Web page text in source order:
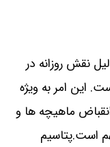
نقش روزانه در
این امر به ویژه
ماهیچه ها و
است.پتاسیم